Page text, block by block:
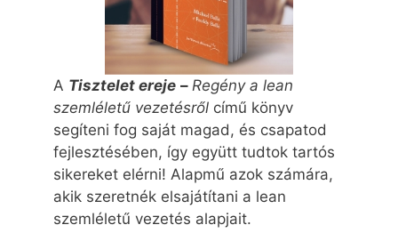
A Tisztelet ereje – Regény a lean
szemléletű vezetésről című könyv
segíteni fog saját magad, és csapatod
fejlesztésében, így együtt tudtok tartós
sikereket elérni! Alapmű azok számára,
akik szeretnék elsajátítani a lean
szemléletű vezetés alapjait.